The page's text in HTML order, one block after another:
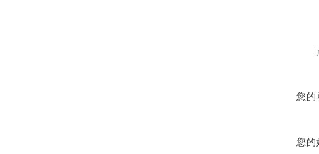
您的
您的